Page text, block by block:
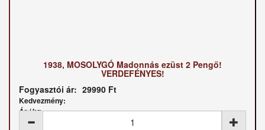
1938, MOSOLYGÓ Madonnás ezüst 2 Pengő!
VERDEFÉNYES!
Fogyasztói ár: 29990 Ft
Kedvezmény:
Ár / kg: